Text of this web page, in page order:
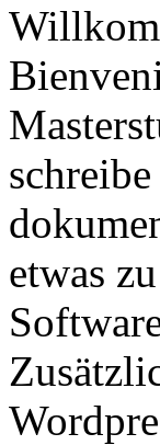
etwas